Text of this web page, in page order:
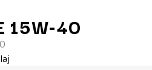
15W-40